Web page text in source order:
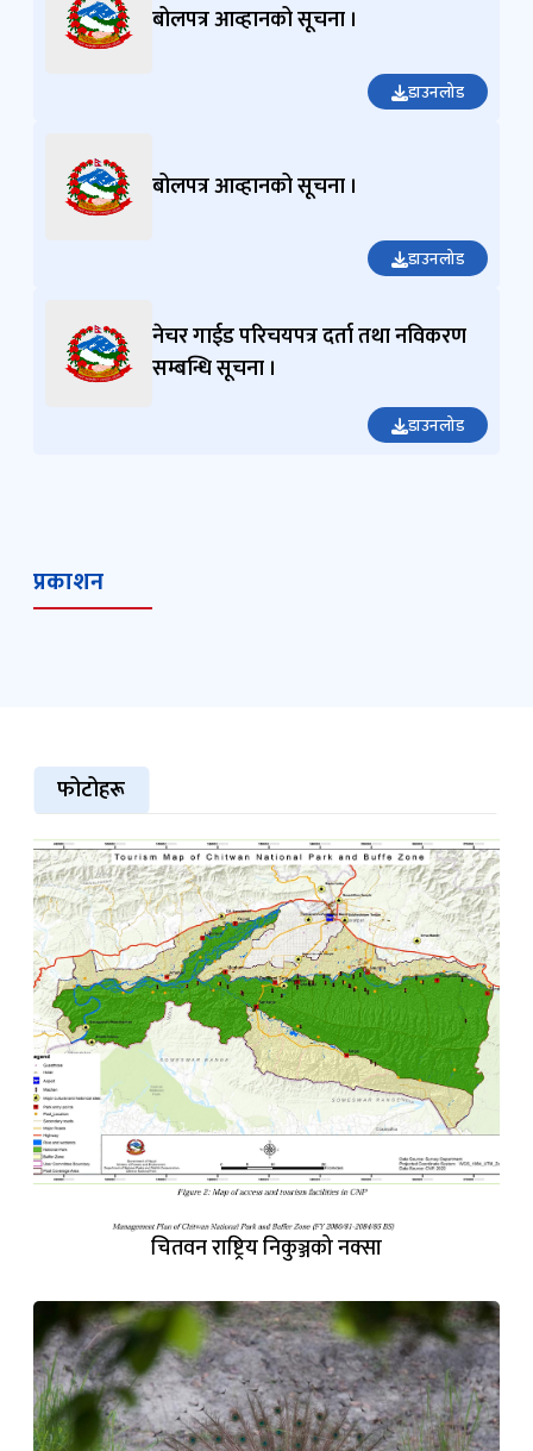
बोलपत्र आव्हानको सूचना ।
डाउनलोड
बोलपत्र आव्हानको सूचना ।
डाउनलोड
नेचर गाईड परिचयपत्र दर्ता तथा नविकरण
सम्बन्धि सूचना ।
डाउनलोड
प्रकाशन
फोटोहरू
चितवन राष्ट्रिय निकुञ्जको नक्सा